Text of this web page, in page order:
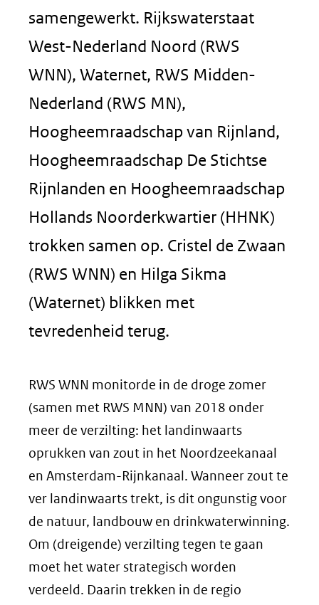
samengewerkt. Rijkswaterstaat
West-Nederland Noord (RWS
WNN), Waternet, RWS Midden-
Nederland (RWS MN),
Hoogheemraadschap van Rijnland,
Hoogheemraadschap De Stichtse
Rijnlanden en Hoogheemraadschap
Hollands Noorderkwartier (HHNK)
trokken samen op. Cristel de Zwaan
(RWS WNN) en Hilga Sikma
(Waternet) blikken met
tevredenheid terug.
RWS WNN monitorde in de droge zomer
(samen met RWS MNN) van 2018 onder
meer de verzilting: het landinwaarts
oprukken van zout in het Noordzeekanaal
en Amsterdam-Rijnkanaal. Wanneer zout te
ver landinwaarts trekt, is dit ongunstig voor
de natuur, landbouw en drinkwaterwinning.
Om (dreigende) verzilting tegen te gaan
moet het water strategisch worden
verdeeld. Daarin trekken in de regio